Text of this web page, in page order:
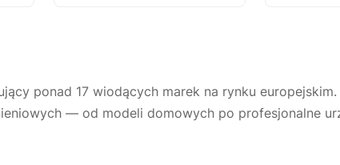
ponad 17 wiodących marek na rynku
— od modeli domowych po profesjonalne